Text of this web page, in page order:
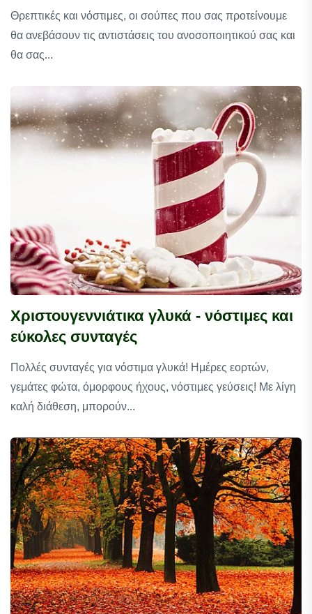
Θρεπτικές και νόστιμες, οι σούπες που σας προτείνουμε
θα ανεβάσουν τις αντιστάσεις του ανοσοποιητικού σας και
θα σας...
Χριστουγεννιάτικα γλυκά - νόστιμες και
εύκολες συνταγές
Πολλές συνταγές για νόστιμα γλυκά! Ημέρες εορτών,
γεμάτες φώτα, όμορφους ήχους, νόστιμες γεύσεις! Με λίγη
καλή διάθεση, μπορούν...